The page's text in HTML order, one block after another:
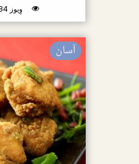
19484 وِیوز
آسان